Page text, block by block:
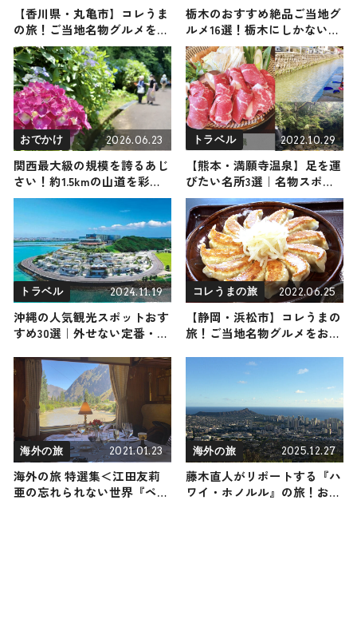
【香川県・丸亀市】コレうま
の旅！ご当地名物グルメをお
届け
栃木のおすすめ絶品ご当地グ
ルメ16選！栃木にしかない名
物から人気の名店14選も紹介
おでかけ 2026.06.23
関西最大級の規模を誇るあじ
さい！約1.5kmの山道を彩る
絶景、生駒山・ぬかた園地
「あじさい園」が見ごろ / 大
阪府
トラベル 2022.10.29
【熊本・満願寺温泉】足を運
びたい名所3選｜名物スポッ
トや人気店をご紹介
トラベル 2024.11.19
沖縄の人気観光スポットおす
すめ30選｜外せない定番・名
の観光地を紹介
コレうまの旅 2022.06.25
【静岡・浜松市】コレうまの
旅！ご当地名物グルメをお届
海外の旅 2021.01.23
海外の旅 特選集＜江田友莉
亜の忘れられない世界『ペル
海外の旅 2025.12.27
藤木直人がリポートする『ハ
ワイ・ホノルル』の旅！おす